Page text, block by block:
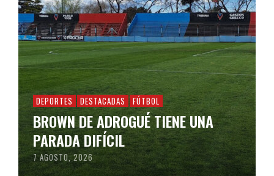
DEPORTES DESTACADAS FÚTBOL
BROWN DE ADROGUÉ TIENE UNA
PARADA DIFÍCIL
7 AGOSTO, 2026